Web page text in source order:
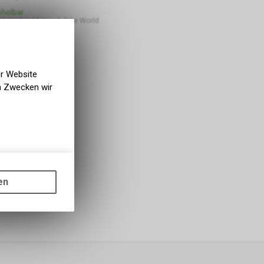
Lüscher Motor- & Bike World
Website
Zwecken wir
wie die
die